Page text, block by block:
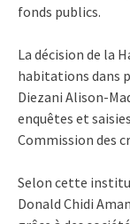
fonds publics.
La décision de la
habitations dans
Diezani Alison-
enquêtes et
Commission des
Selon cette
Donald Chidi